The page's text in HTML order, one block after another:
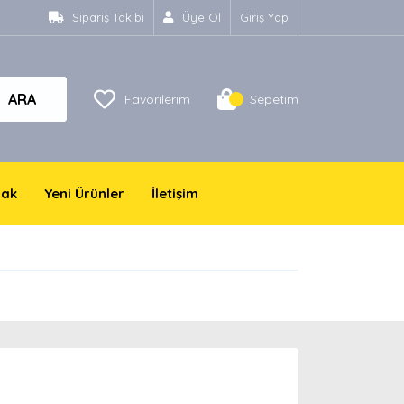
Sipariş Takibi Üye Ol Giriş Yap
ARA Favorilerim Sepetim
Yeni Ürünler İletişim